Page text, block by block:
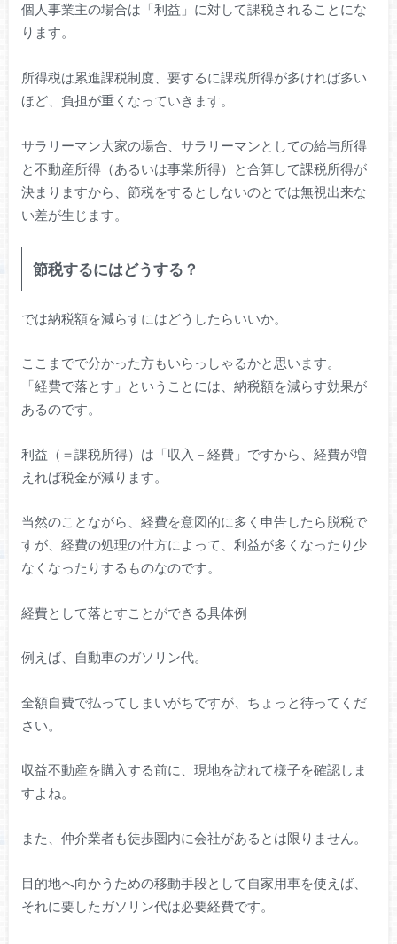
個人事業主の場合は「利益」に対して課税されることにな
ります。
所得税は累進課税制度、要するに課税所得が多ければ多い
ほど、負担が重くなっていきます。
サラリーマン大家の場合、サラリーマンとしての給与所得
と不動産所得（あるいは事業所得）と合算して課税所得が
決まりますから、節税をするとしないのとでは無視出来な
い差が生じます。
節税するにはどうする？
では納税額を減らすにはどうしたらいいか。
ここまでで分かった方もいらっしゃるかと思います。
「経費で落とす」ということには、納税額を減らす効果が
あるのです。
利益（＝課税所得）は「収入－経費」ですから、経費が増
えれば税金が減ります。
当然のことながら、経費を意図的に多く申告したら脱税で
すが、経費の処理の仕方によって、利益が多くなったり少
なくなったりするものなのです。
経費として落とすことができる具体例
例えば、自動車のガソリン代。
全額自費で払ってしまいがちですが、ちょっと待ってくだ
さい。
収益不動産を購入する前に、現地を訪れて様子を確認しま
すよね。
また、仲介業者も徒歩圏内に会社があるとは限りません。
目的地へ向かうための移動手段として自家用車を使えば、
それに要したガソリン代は必要経費です。